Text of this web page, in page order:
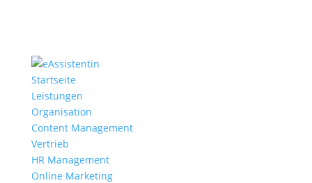
Startseite
Leistungen
Organisation
Content Management
Vertrieb
HR Management
Online Marketing